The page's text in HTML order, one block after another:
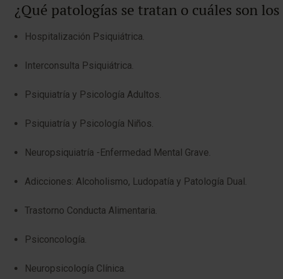
¿Qué patologías se tratan o cuáles son
Hospitalización Psiquiátrica.
Interconsulta Psiquiátrica.
Psiquiatría y Psicología Adultos.
Psiquiatría y Psicología Niños.
Neuropsiquiatría -​​Enfermedad Mental Grave.
Adicciones: Alcoholismo, Ludopatía y Patología Dual.
Trastorno Conducta Alimentaria.
Psiconcología.
Neuropsicología Clínica.